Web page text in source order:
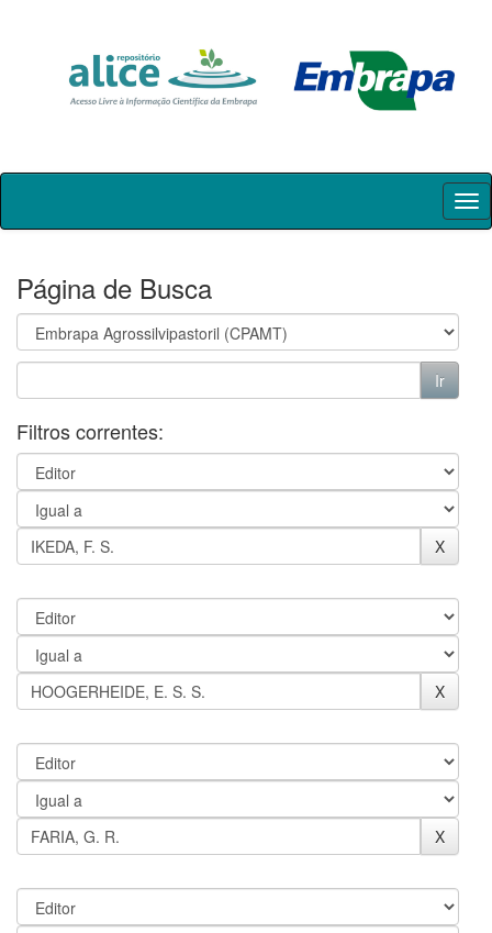
Skip
Página de Busca
Filtros correntes: